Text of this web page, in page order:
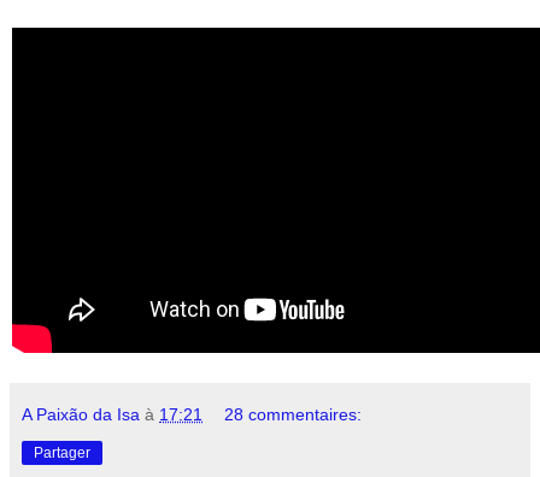
A Paixão da Isa à 17:21 28 commentaires:
Partager